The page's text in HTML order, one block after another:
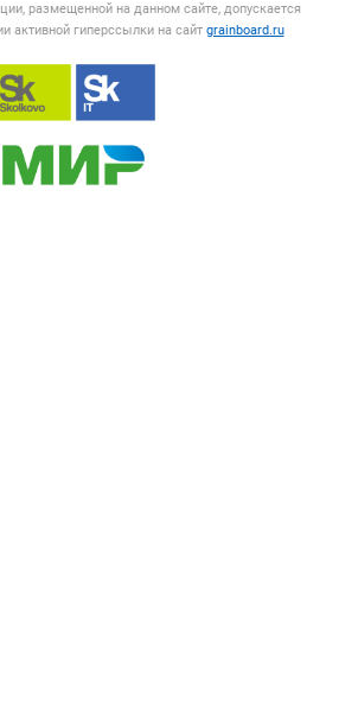
размещенной на данном сайте, допускается
активной гиперссылки на сайт grainboard.ru